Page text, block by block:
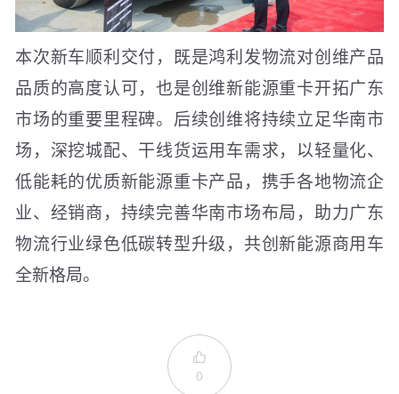
本次新车顺利交付，既是鸿利发物流对创维产品
品质的高度认可，也是创维新能源重卡开拓广东
市场的重要里程碑。后续创维将持续立足华南市
场，深挖城配、干线货运用车需求，以轻量化、
低能耗的优质新能源重卡产品，携手各地物流企
业、经销商，持续完善华南市场布局，助力广东
物流行业绿色低碳转型升级，共创新能源商用车
全新格局。

0